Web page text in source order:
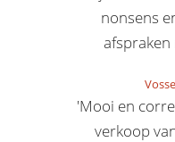
nonsens
afspraken
'Mooi en
verkoop